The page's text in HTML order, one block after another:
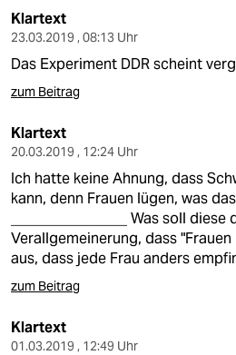
Klartext
23.03.2019 , 08:13 Uhr
Das Experiment DDR scheint
zum Beitrag
Klartext
20.03.2019 , 12:24 Uhr
Ich hatte keine Ahnung, dass
kann, denn Frauen lügen, was
________________ Was soll diese
Verallgemeinerung, dass
aus, dass jede Frau anders
zum Beitrag
Klartext
01.03.2019 , 12:49 Uhr